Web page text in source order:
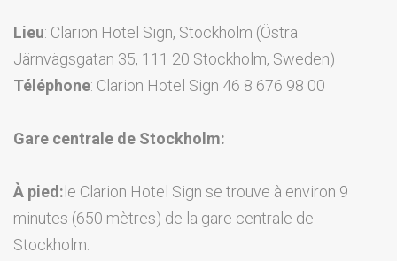
Lieu: Clarion Hotel Sign, Stockholm (Östra
Järnvägsgatan 35, 111 20 Stockholm, Sweden)
Téléphone: Clarion Hotel Sign 46 8 676 98 00
Gare centrale de Stockholm:
À pied: le Clarion Hotel Sign se trouve à environ 9
minutes (650 mètres) de la gare centrale de
Stockholm.